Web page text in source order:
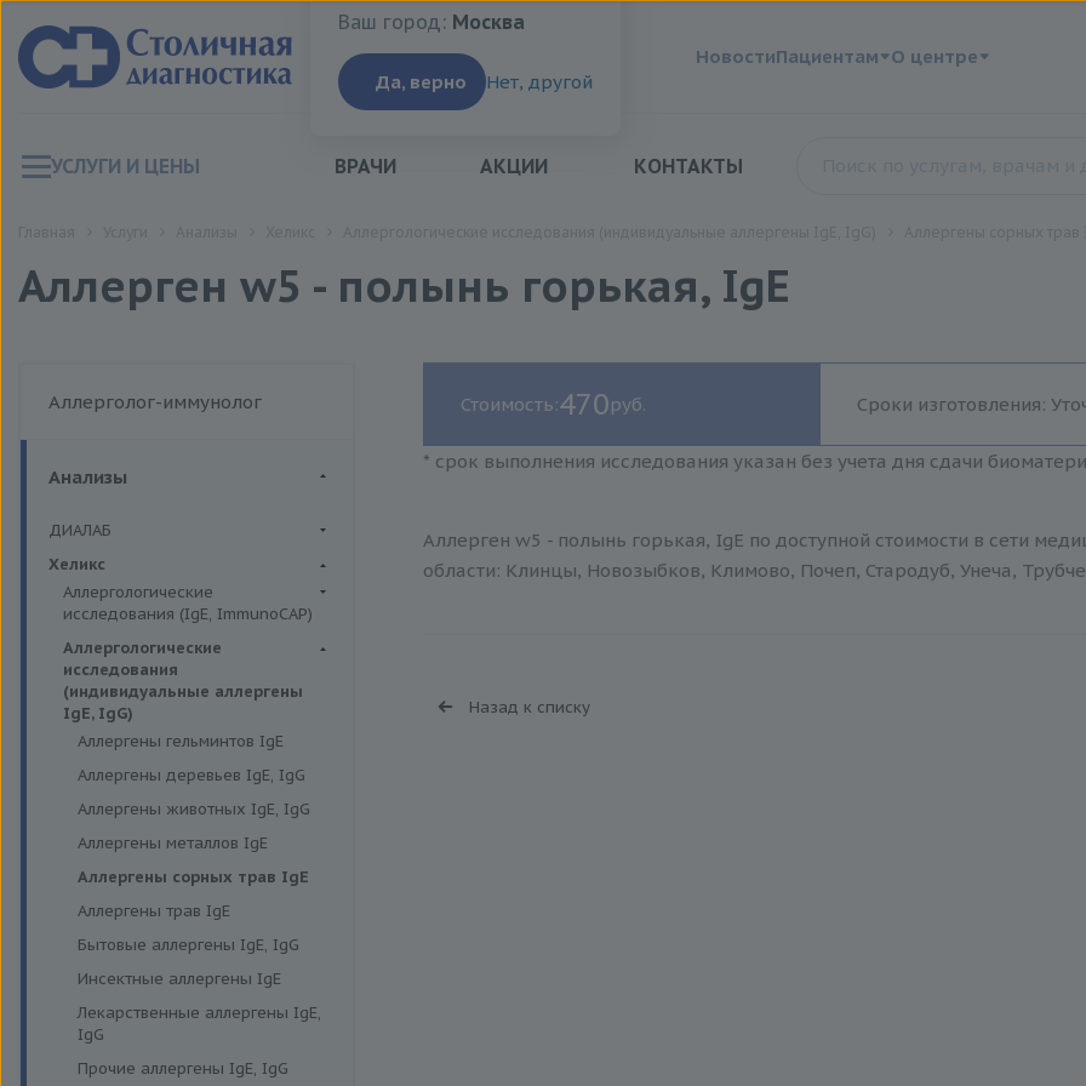
Ваш город:Москва
Ваш город: Москва
Да, верно Нет, другой
НовостиПациентам О центре
УСЛУГИ И ЦЕНЫ ВРАЧИ АКЦИИ КОНТАКТЫ
Аллерген w5 - полынь горькая, IgE
Аллерголог-иммунолог
Анализы
ДИАЛАБ
Биохимия крови
Хеликс
Аллергологические
исследования (IgE, ImmunoCAP)
Аллергены животных
Аллергены пыльцы
Аллергокомпоненты
Бытовые аллергены
Пищевые аллегрены
Аллергологические
исследования
(индивидуальные аллергены
IgE, IgG)
Аллергены гельминтов IgE
Аллергены деревьев IgE, IgG
Аллергены животных IgE, IgG
Аллергены металлов IgE
Аллергены сорных трав IgE
Аллергены трав IgE
Бытовые аллергены IgE, IgG
Инсектные аллергены IgE
Лекарственные аллергены IgE,
IgG
Прочие аллергены IgE, IgG
Стоимость:470руб. Сроки изготовления:
* срок выполнения исследования указан без учета дня сдачи
Аллерген w5 - полынь горькая, IgE по доступной стоимости в сети
области: Клинцы, Новозыбков, Климово, Почеп, Стародуб, Унеча,
Назад к списку